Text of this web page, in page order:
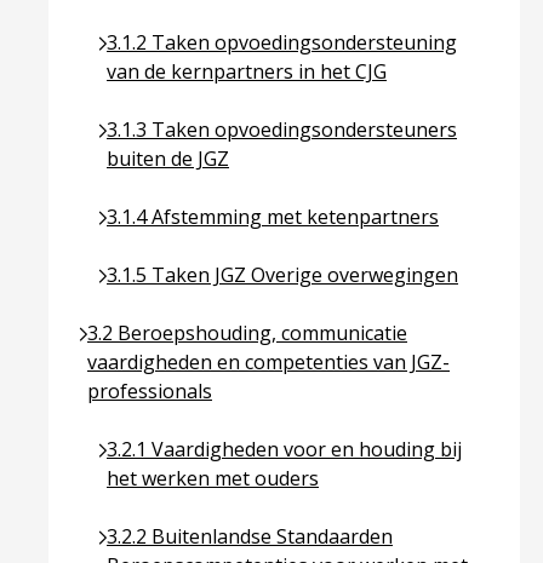
3.1.2 Taken opvoedingsondersteuning
van de kernpartners in het CJG
Ga naar pagina over 3.1.2 Taken
3.1.3 Taken opvoedingsondersteuners
buiten de JGZ
Ga naar pagina over 3.1.3 Taken
3.1.4 Afstemming met ketenpartners
Ga naar pagina over 3.1.4 Afstemming met
3.1.5 Taken JGZ Overige overwegingen
Ga naar pagina over 3.1.5 Taken JGZ Overige
3.2 Beroepshouding, communicatie
vaardigheden en competenties van JGZ-
professionals
Ga naar pagina over 3.2 Beroepshouding,
3.2.1 Vaardigheden voor en houding bij
het werken met ouders
Ga naar pagina over 3.2.1 Vaardigheden voor
3.2.2 Buitenlandse Standaarden
Ga naar pagina over 3.2.2 Buitenlandse